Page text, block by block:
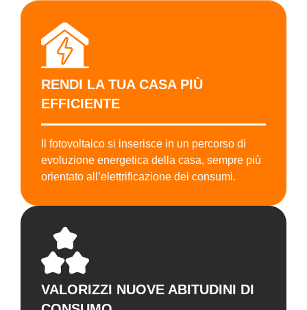
RENDI LA TUA CASA PIÙ
EFFICIENTE
Il fotovoltaico si inserisce in un percorso di
evoluzione energetica della casa, sempre più
orientato all’elettrificazione dei consumi.
VALORIZZI NUOVE ABITUDINI DI